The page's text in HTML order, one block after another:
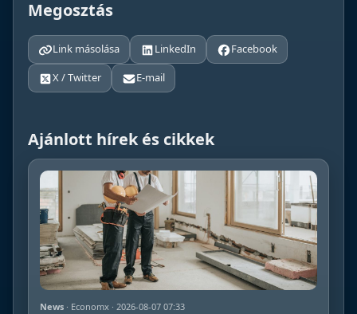
Megosztás
Link másolása LinkedIn
Facebook
X / Twitter
E-mail
Ajánlott hírek és cikkek
News · Economx · 2026-08-07 07:33